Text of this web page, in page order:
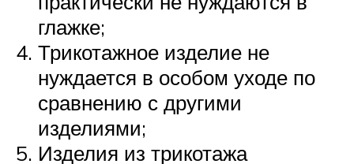
глажке;
Трикотажное изделие не
нуждается в особом уходе по
сравнению с другими
изделиями;
Изделия из трикотажа